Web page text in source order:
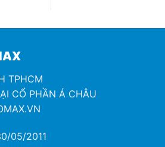
TPHCM
CỔ PHẦN Á CHÂU
05/2011